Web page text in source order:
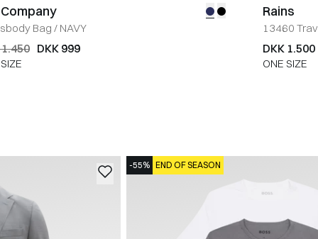
Company
Bag / NAVY
DKK 999
Rains
13460
DKK 1.500
ONE SIZE
-55% END OF SEASON